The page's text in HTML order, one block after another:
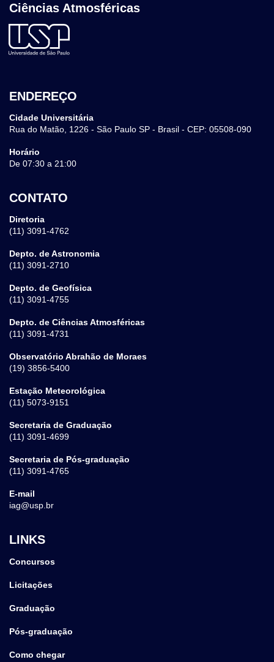
Ciências Atmosféricas
ENDEREÇO
Cidade Universitária
Rua do Matão, 1226 - São Paulo SP - Brasil - CEP: 05508-090
Horário
De 07:30 a 21:00
CONTATO
Diretoria
(11) 3091-4762
Depto. de Astronomia
(11) 3091-2710
Depto. de Geofísica
(11) 3091-4755
Depto. de Ciências Atmosféricas
(11) 3091-4731
Observatório Abrahão de Moraes
(19) 3856-5400
Estação Meteorológica
(11) 5073-9151
Secretaria de Graduação
(11) 3091-4699
Secretaria de Pós-graduação
(11) 3091-4765
E-mail
iag@usp.br
LINKS
Concursos
Licitações
Graduação
Pós-graduação
Como chegar